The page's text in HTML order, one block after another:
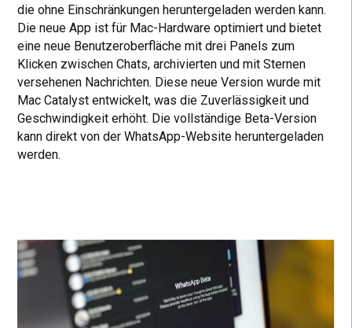
die ohne Einschränkungen heruntergeladen werden kann.
Die neue App ist für Mac-Hardware optimiert und bietet
eine neue Benutzeroberfläche mit drei Panels zum
Klicken zwischen Chats, archivierten und mit Sternen
versehenen Nachrichten. Diese neue Version wurde mit
Mac Catalyst entwickelt, was die Zuverlässigkeit und
Geschwindigkeit erhöht. Die vollständige Beta-Version
kann direkt von der WhatsApp-Website heruntergeladen
werden.